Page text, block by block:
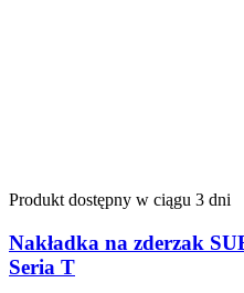
Produkt dostępny w ciągu 3 dni
Nakładka na zderzak
Seria T